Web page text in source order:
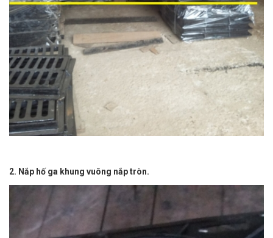
2. Nắp hố ga khung vuông nắp tròn.